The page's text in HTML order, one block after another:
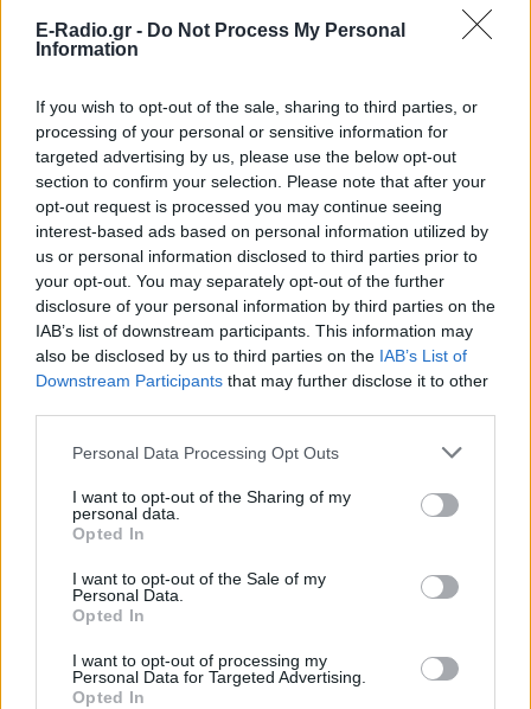
E-Radio.gr - Do Not Process My Personal
Information
If you wish to opt-out of the sale, sharing to third parties, or
processing of your personal or sensitive information for
targeted advertising by us, please use the below opt-out
section to confirm your selection. Please note that after your
opt-out request is processed you may continue seeing
interest-based ads based on personal information utilized by
us or personal information disclosed to third parties prior to
your opt-out. You may separately opt-out of the further
disclosure of your personal information by third parties on the
IAB’s list of downstream participants. This information may
also be disclosed by us to third parties on the IAB’s List of
Downstream Participants that may further disclose it to other
Personal Data Processing Opt Outs
I want to opt-out of the Sharing of my
personal data.
Opted In
I want to opt-out of the Sale of my
Personal Data.
Opted In
I want to opt-out of processing my
Personal Data for Targeted Advertising.
Opted In
ΔΙΑΦΗΜΙΣΗ
Ακολουθήστε το E-Radio.gr στο
Google News
και μάθετε πρώτοι
Διαβάστε περισσότερα θέματα για Μόδα,
Ομορφιά,Σχέσειςκαι φυσικάCelebrities
στο νέο